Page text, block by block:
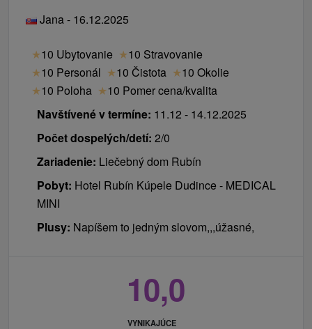
Jana - 16.12.2025
★10 Ubytovanie ★10 Stravovanie
★10 Personál ★10 Čistota ★10 Okolie
★10 Poloha ★10 Pomer cena/kvalita
Navštívené v termíne: 11.12 - 14.12.2025
Počet dospelých/detí: 2/0
Zariadenie: Liečebný dom Rubín
Pobyt: Hotel Rubín Kúpele Dudince - MEDICAL
MINI
Plusy: Napíšem to jedným slovom,,,úžasné,
10,0
VYNIKAJÚCE